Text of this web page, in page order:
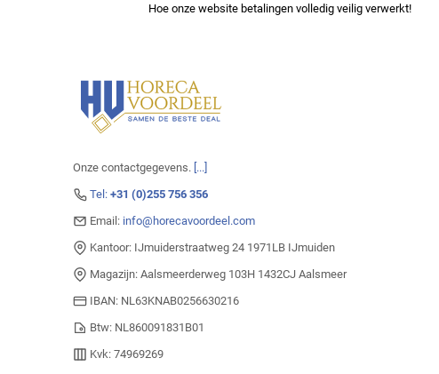
Hoe onze website betalingen volledig veilig verwerkt!
Onze contactgegevens. [...]
Tel: +31 (0)255 756 356
Email: info@horecavoordeel.com
Kantoor: IJmuiderstraatweg 24 1971LB IJmuiden
Magazijn: Aalsmeerderweg 103H 1432CJ Aalsmeer
IBAN: NL63KNAB0256630216
Btw: NL860091831B01
Kvk: 74969269